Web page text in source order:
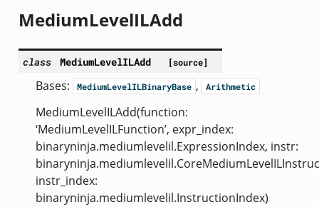
MediumLevelILAdd
class MediumLevelILAdd [source]
Bases: MediumLevelILBinaryBase , Arithmetic
MediumLevelILAdd(function:
‘MediumLevelILFunction’, expr_index:
binaryninja.mediumlevelil.ExpressionIndex, instr:
instr_index:
binaryninja.mediumlevelil.InstructionIndex)